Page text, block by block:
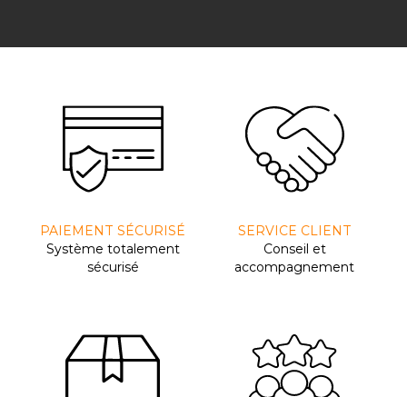
PAIEMENT SÉCURISÉ
Système totalement
sécurisé
SERVICE CLIENT
Conseil et
accompagnement